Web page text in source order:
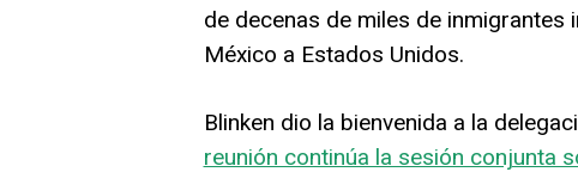
de decenas de miles de
México a Estados Unidos.
Blinken dio la bienvenida a la
reunión continúa la sesión conjunta